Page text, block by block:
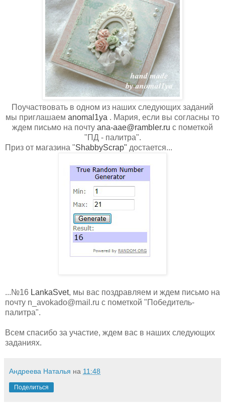
Поучаствовать в одном из наших следующих заданий
мы приглашаем anomal1ya . Мария, если вы согласны то
ждем письмо на почту ana-aae@rambler.ru с пометкой
"ПД - палитра".
Приз от магазина "ShabbyScrap" достается...
...№16 LankaSvet, мы вас поздравляем и ждем письмо на
почту n_avokado@mail.ru с пометкой "Победитель-
палитра".
Всем спасибо за участие, ждем вас в наших следующих
заданиях.
Андреева Наталья на 11:48
Поделиться